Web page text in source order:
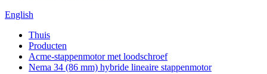
English
Thuis
Producten
Acme-stappenmotor met loodschroef
Nema 34 (86 mm) hybride lineaire stappenmotor